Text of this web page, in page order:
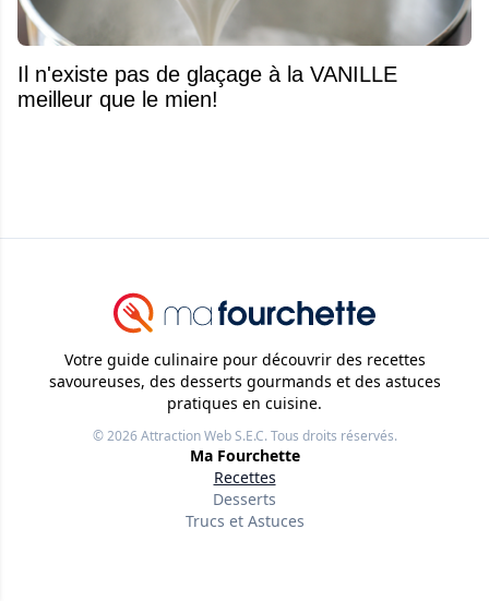
Il n'existe pas de glaçage à la VANILLE
meilleur que le mien!
Votre guide culinaire pour découvrir des recettes
savoureuses, des desserts gourmands et des astuces
pratiques en cuisine.
© 2026Attraction Web S.E.C.Tous droits réservés.
Ma Fourchette
Recettes
Desserts
Trucs et Astuces